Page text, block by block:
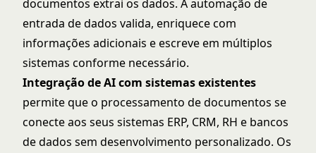
documentos extrai os dados. A automação de
entrada de dados valida, enriquece com
informações adicionais e escreve em múltiplos
sistemas conforme necessário.
Integração de AI com sistemas existentes
permite que o processamento de documentos se
conecte aos seus sistemas ERP, CRM, RH e bancos
de dados sem desenvolvimento personalizado. Os